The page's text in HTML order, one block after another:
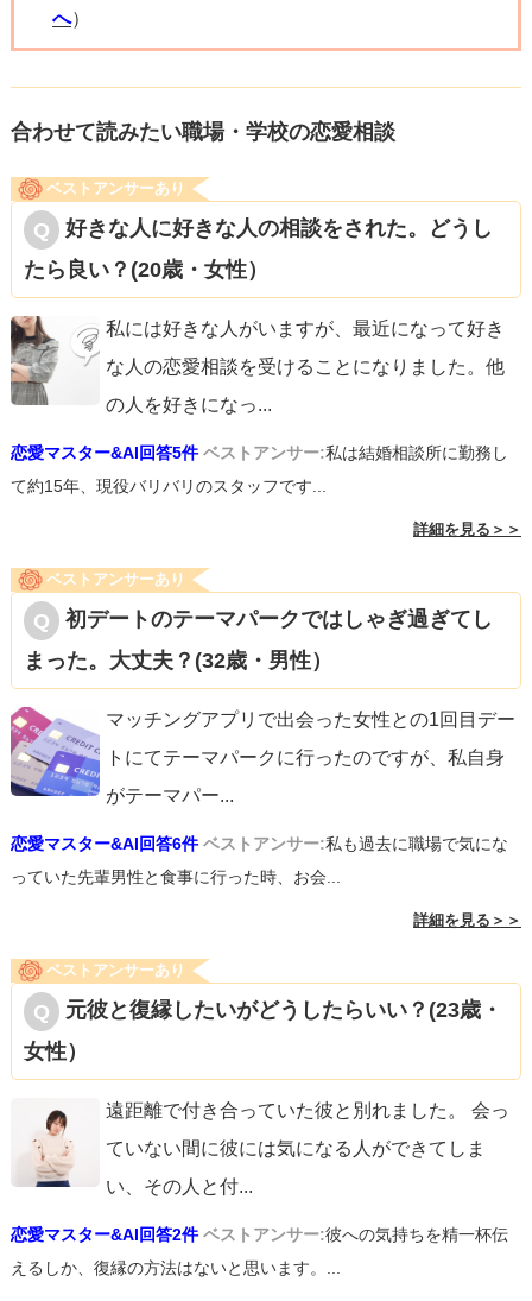
へ）
合わせて読みたい職場・学校の恋愛相談
ベストアンサーあり
好きな人に好きな人の相談をされた。どうし
たら良い？(20歳・女性）
私には好きな人がいますが、最近になって好き
な人の恋愛相談を受けることになりました。他
の人を好きになっ...
恋愛マスター&AI回答5件 ベストアンサー:私は結婚相談所に勤務し
て約15年、現役バリバリのスタッフです...
詳細を見る＞＞
ベストアンサーあり
初デートのテーマパークではしゃぎ過ぎてし
まった。大丈夫？(32歳・男性）
マッチングアプリで出会った女性との1回目デー
トにてテーマパークに行ったのですが、私自身
がテーマパー...
恋愛マスター&AI回答6件 ベストアンサー:私も過去に職場で気にな
っていた先輩男性と食事に行った時、お会...
詳細を見る＞＞
ベストアンサーあり
元彼と復縁したいがどうしたらいい？(23歳・
女性）
遠距離で付き合っていた彼と別れました。 会っ
ていない間に彼には気になる人ができてしま
い、その人と付...
恋愛マスター&AI回答2件 ベストアンサー:彼への気持ちを精一杯伝
えるしか、復縁の方法はないと思います。...